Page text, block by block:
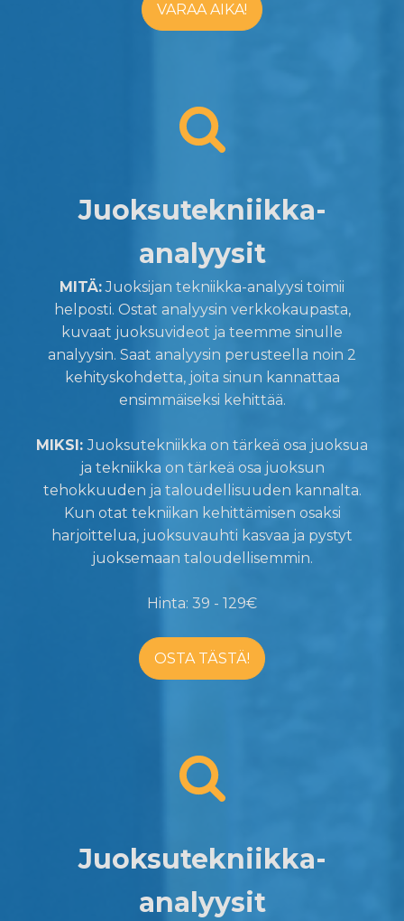
VARAA AIKA!
Juoksutekniikka-
analyysit
MITÄ:Juoksijan tekniikka-analyysi toimii
helposti. Ostat analyysin verkkokaupasta,
kuvaat juoksuvideot ja teemme sinulle
analyysin. Saat analyysin perusteella noin 2
kehityskohdetta, joita sinun kannattaa
ensimmäiseksi kehittää.
MIKSI:Juoksutekniikka on tärkeä osa juoksua
ja tekniikka on tärkeä osa juoksun
tehokkuuden ja taloudellisuuden kannalta.
Kun otat tekniikan kehittämisen osaksi
harjoittelua, juoksuvauhti kasvaa ja pystyt
juoksemaan taloudellisemmin.
Hinta: 39 - 129€
OSTA TÄSTÄ!
Juoksutekniikka-
analyysit